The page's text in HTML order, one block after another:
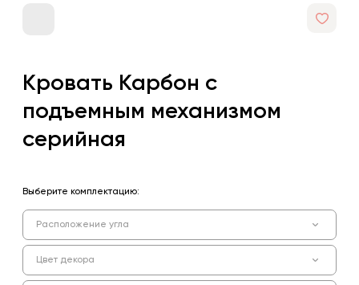
Кровать Карбон с
подъемным механизмом
серийная
Выберите комплектацию:
Расположение угла
Цвет декора